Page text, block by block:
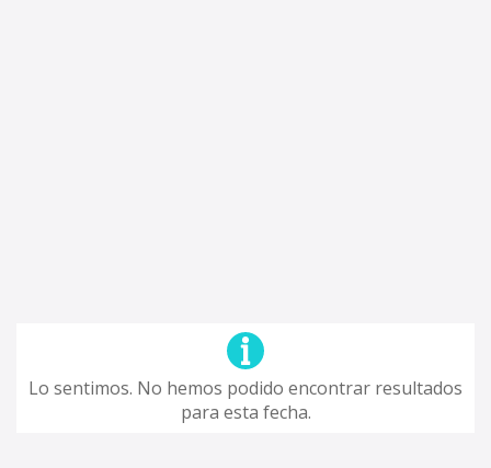
Lo sentimos. No hemos podido encontrar resultados
para esta fecha.